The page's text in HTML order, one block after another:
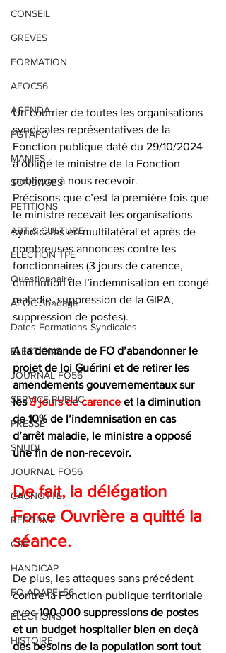
CONSEIL
GREVES
FORMATION
AFOC56
AGENDA
FGTAFO
MANIFS
SONDAGES
PETITIONS
ART & CULTURE
ELECTION TPE
Questionnaire
AFOC Sondage
Dates Formations Syndicales
ELECTIONS
JOURNAL FO56
SERVICE PUBLIC
PRESSE
SNUDI
JOURNAL FO56
CAGNOTTE
REFORME
CSE
HANDICAP
FO ADAPEI 56
ELECTIONS
HISTOIRE
Un courrier de toutes les organisations
syndicales représentatives de la
Fonction publique daté du 29/10/2024
a obligé le ministre de la Fonction
publique à nous recevoir.
Précisons que c’est la première fois que
le ministre recevait les organisations
syndicales en multilatéral et après de
nombreuses annonces contre les
fonctionnaires (3 jours de carence,
diminution de l’indemnisation en congé
maladie, suppression de la GIPA,
suppression de postes).
A la demande de FO d’abandonner le
projet de loi Guérini et de retirer les
amendements gouvernementaux sur
les 3 jours de carence et la diminution
de 10% de l’indemnisation en cas
d’arrêt maladie, le ministre a opposé
une fin de non-recevoir.
De fait, la délégation
Force Ouvrière a quitté la
séance.
De plus, les attaques sans précédent
contre la Fonction publique territoriale
avec 100 000 suppressions de postes
et un budget hospitalier bien en deçà
des besoins de la population sont tout